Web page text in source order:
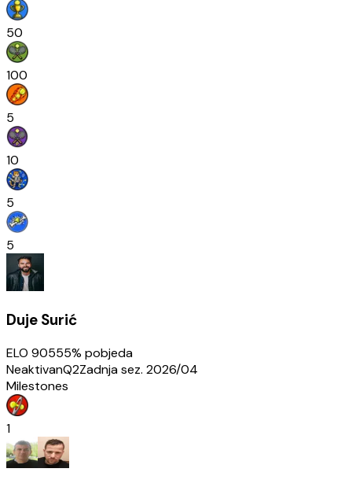
50
100
5
10
5
5
Duje Surić
ELO 90555% pobjeda
NeaktivanQ2Zadnja sez. 2026/04
Milestones
1